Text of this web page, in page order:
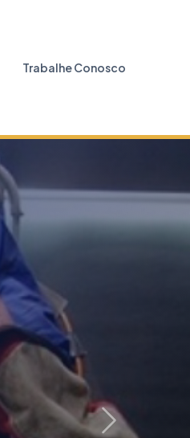
Trabalhe Conosco
Próximo